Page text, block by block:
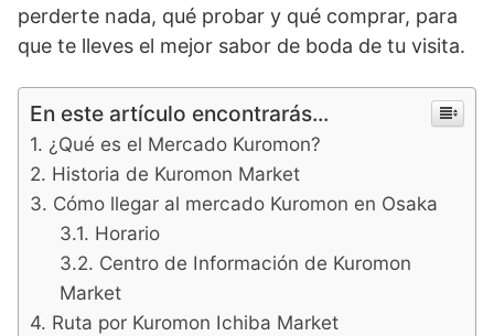
perderte nada, qué probar y qué comprar, para
que te lleves el mejor sabor de boda de tu visita.
En este artículo encontrarás...
¿Qué es el Mercado Kuromon?
Historia de Kuromon Market
Cómo llegar al mercado Kuromon en Osaka
Horario
Centro de Información de Kuromon
Market
Ruta por Kuromon Ichiba Market